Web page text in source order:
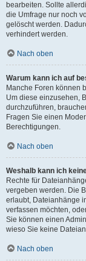
bearbeiten. Sollte
die Umfrage nur noch
gelöscht werden.
verhindert werden.
Nach oben
Warum kann ich auf
Manche Foren können
Um diese einzusehen,
durchzuführen,
Fragen Sie einen
Berechtigungen.
Nach oben
Weshalb kann ich
Rechte für
vergeben werden. Die
erlaubt, Dateianhänge
verfassen möchten,
Sie können einen
wieso Sie keine
Nach oben